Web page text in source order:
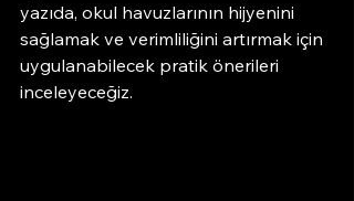
yazıda, okul havuzlarının hijyenini
sağlamak ve verimliliğini artırmak için
uygulanabilecek pratik önerileri
inceleyeceğiz.